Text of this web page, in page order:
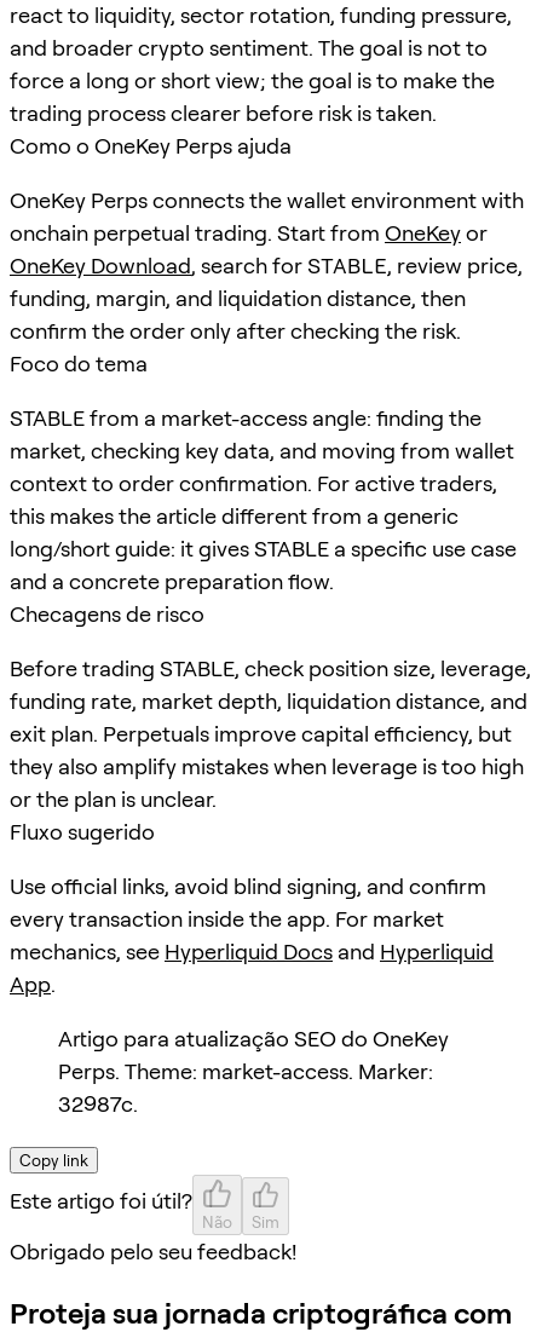
react to liquidity, sector rotation, funding pressure,
and broader crypto sentiment. The goal is not to
force a long or short view; the goal is to make the
trading process clearer before risk is taken.
Como o OneKey Perps ajuda
OneKey Perps connects the wallet environment with
onchain perpetual trading. Start from OneKeyor
OneKey Download, search for STABLE, review price,
funding, margin, and liquidation distance, then
confirm the order only after checking the risk.
Foco do tema
STABLE from a market-access angle: finding the
market, checking key data, and moving from wallet
context to order confirmation. For active traders,
this makes the article different from a generic
long/short guide: it gives STABLE a specific use case
and a concrete preparation flow.
Checagens de risco
Before trading STABLE, check position size, leverage,
funding rate, market depth, liquidation distance, and
exit plan. Perpetuals improve capital efficiency, but
they also amplify mistakes when leverage is too high
or the plan is unclear.
Fluxo sugerido
Use official links, avoid blind signing, and confirm
every transaction inside the app. For market
mechanics, see Hyperliquid Docs and Hyperliquid
App.
Artigo para atualização SEO do OneKey
Perps. Theme: market-access. Marker:
32987c.
Copy link
Este artigo foi útil?
Não Sim
Obrigado pelo seu feedback!
Proteja sua jornada criptográfica com